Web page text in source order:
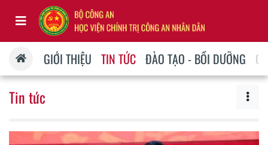
GIỚI THIỆU TIN TỨC ĐÀO TẠO - BỒI DƯỠNG
Tin tức